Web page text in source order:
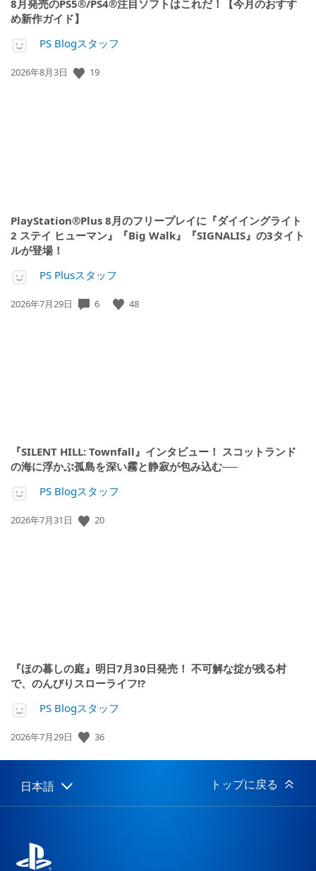
8月発売のPS5®/PS4®注目ソフトはこれだ！【今月のおすす
め新作ガイド】
PS Blogスタッフ
公
2026年8月3日 19
PlayStation®Plus 8月のフリープレイに『ダイイングライト
2 ステイ ヒューマン』『Big Walk』『SIGNALIS』の3タイト
ルが登場！
PS Plusスタッフ
公
2026年7月29日 6 48
『SILENT HILL: Townfall』インタビュー！ スコットランド
の海に浮かぶ孤島を深い霧と静寂が包み込む──
PS Blogスタッフ
公
2026年7月31日 20
『ほの暮しの庭』明日7月30日発売！ 不可解な掟が残る村
で、のんびりスローライフ!?
PS Blogスタッフ
公
日:
2026年7月29日 36
Select
a
Current
region:
日本語 トップに戻る